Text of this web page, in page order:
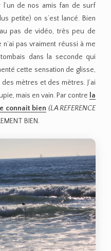
de nos amis fan de surf
petite) on s’est lancé. Bien
pas de vidéo, très peu de
pas vraiment réussi à me
dans la seconde qui
cette sensation de glisse,
mètres et des mètres. J’ai
mais en vain. Par contre la
connaît bien (LA REFERENCE
BIEN.